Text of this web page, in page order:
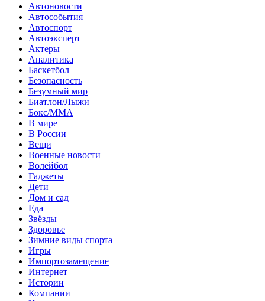
Автоновости
Автособытия
Автоспорт
Автоэксперт
Актеры
Аналитика
Баскетбол
Безопасность
Безумный мир
Биатлон/Лыжи
Бокс/MMA
В мире
В России
Вещи
Военные новости
Волейбол
Гаджеты
Дети
Дом и сад
Еда
Звёзды
Здоровье
Зимние виды спорта
Игры
Импортозамещение
Интернет
Истории
Компании